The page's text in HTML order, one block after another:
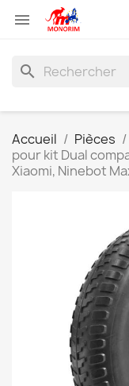

search
Accueil Pièces
pour kit Dual
Xiaomi, Ninebot